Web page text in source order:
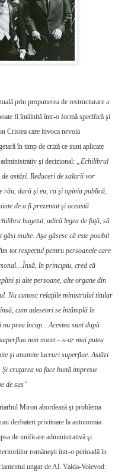
prin propunerea de restructurare a
fi întâlnită într-o formă specifică şi
Cristea care invoca nevoia
în timp de criză ce sunt aplicate
şi decizional: „Echilibrul
astăzi. Reduceri de salarii vor
rău, dacă şi eu, ca şi opinia publică,
de a fi prezentat şi această
bugetul, adică legea de faţă, să
multe. Aşa găsesc că este posibil
tot respectul pentru persoanele care
în principiu, cred că
şi alte persoane, alte organe din
Nu cunosc relaţiile ministrului titular
cum adeseori se întâmplă în
nu prea încap…Acestea sunt după
non nocet – s-ar mai putea
şi anumite lucruri superflue. Astăzi
cruţarea va face bună impresie
de sus”
Miron abordează şi problema
dezbateri privitoare la autonomia
de unificare administrativă şi
româneşti într-o perioadă în
ungar de Al. Vaida-Voievod: